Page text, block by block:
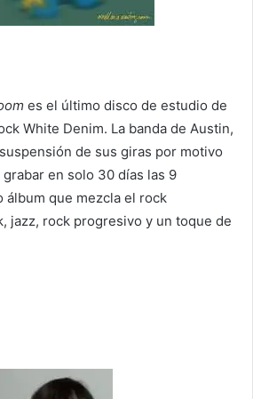
es el último disco de estudio de
White Denim. La banda de Austin,
de sus giras por motivo
en solo 30 días las 9
álbum que mezcla el rock
jazz, rock progresivo y un toque de